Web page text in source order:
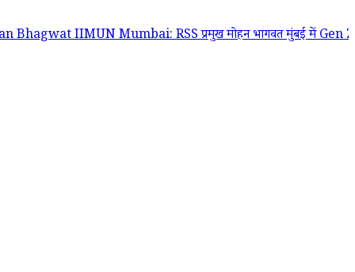
IIMUN Mumbai: RSS प्रमुख मोहन भागवत मुंबई में Gen Z और Gen